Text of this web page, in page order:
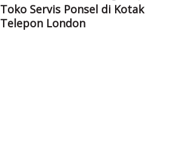
Toko Servis Ponsel di Kotak
Telepon London